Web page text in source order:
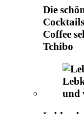
Die
Coffee
Tchibo